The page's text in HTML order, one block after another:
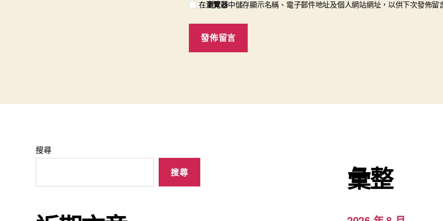
在瀏覽器中儲存顯示名稱、電子郵件地址及個人網站網址，以供下次發佈留
搜尋
搜尋 彙整